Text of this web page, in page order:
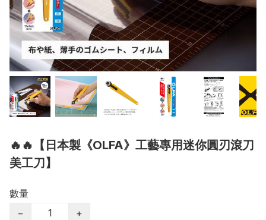
🔥🔥【日本製《OLFA》工藝專用迷你圓刃滾刀
美工刀】
數量
−
+